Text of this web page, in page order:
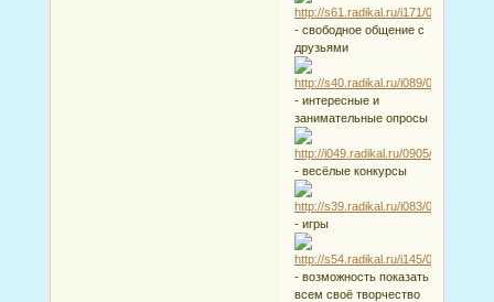
- свободное общение с
друзьями
- интересные и
занимательные опросы
- весёлые конкурсы
- игры
- возможность показать
всем своё творчество